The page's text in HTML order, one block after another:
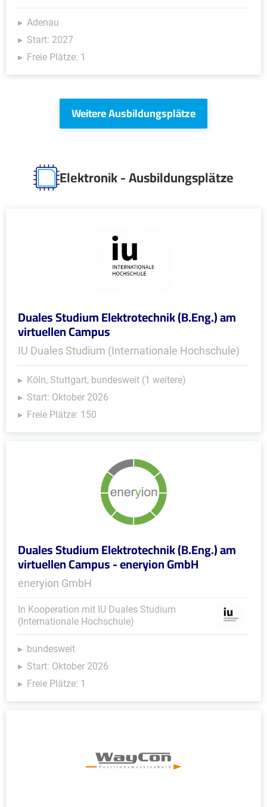
Adenau
Start: 2027
Freie Plätze: 1
Weitere Ausbildungsplätze
Elektronik - Ausbildungsplätze
Duales Studium Elektrotechnik (B.Eng.) am
virtuellen Campus
IU Duales Studium (Internationale Hochschule)
Köln, Stuttgart, bundesweit (1 weitere)
Start: Oktober 2026
Freie Plätze: 150
Duales Studium Elektrotechnik (B.Eng.) am
virtuellen Campus - eneryion GmbH
eneryion GmbH
In Kooperation mit IU Duales Studium
(Internationale Hochschule)
bundesweit
Start: Oktober 2026
Freie Plätze: 1